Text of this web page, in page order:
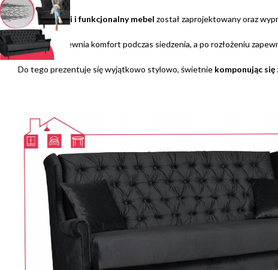
Ten elegancki i funkcjonalny mebel został zaprojektowany oraz
Wersalka zapewnia komfort podczas siedzenia, a po rozłożeniu
Do tego prezentuje się wyjątkowo stylowo, świetnie komponując